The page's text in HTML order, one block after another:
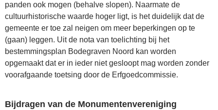
panden ook mogen (behalve slopen). Naarmate de
cultuurhistorische waarde hoger ligt, is het duidelijk dat de
gemeente er toe zal neigen om meer beperkingen op te
(gaan) leggen. Uit de nota van toelichting bij het
bestemmingsplan Bodegraven Noord kan worden
opgemaakt dat er in ieder niet gesloopt mag worden zonder
voorafgaande toetsing door de Erfgoedcommissie.
Bijdragen van de Monumentenvereniging